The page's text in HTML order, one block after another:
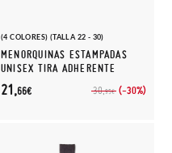
(4 COLORES) (TALLA 22 - 30)
MENORQUINAS ESTAMPADAS
UNISEX TIRA ADHERENTE
30,95€ (-30%)
21,66€